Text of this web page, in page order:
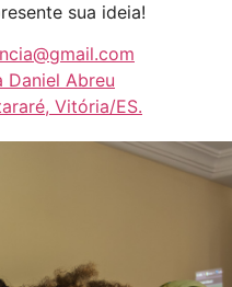
sua ideia!
Daniel Abreu
Vitória/ES.